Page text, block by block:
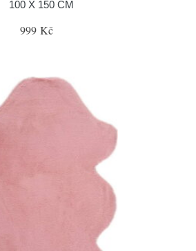
100 X 150 CM
999 Kč